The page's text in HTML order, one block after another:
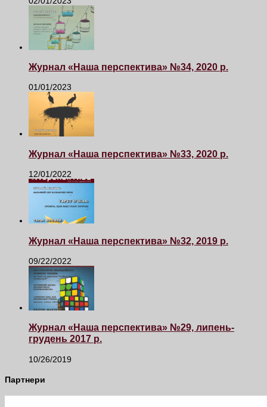
Журнал «Наша перспектива» №34, 2020 р.
01/01/2023
Журнал «Наша перспектива» №33, 2020 р.
12/01/2022
Журнал «Наша перспектива» №32, 2019 р.
09/22/2022
Журнал «Наша перспектива» №29, липень-
грудень 2017 р.
10/26/2019
Партнери